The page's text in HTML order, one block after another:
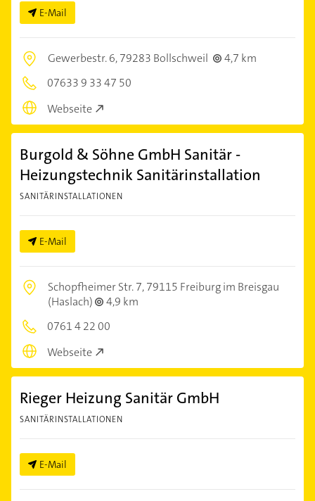
E-Mail
Gewerbestr. 6,79283 Bollschweil
4,7 km
07633 9 33 47 50
Webseite
Burgold & Söhne GmbH Sanitär -
Heizungstechnik Sanitärinstallation
SANITÄRINSTALLATIONEN
E-Mail
Schopfheimer Str. 7,79115 Freiburg im Breisgau
(Haslach)
4,9 km
0761 4 22 00
Webseite
Rieger Heizung Sanitär GmbH
SANITÄRINSTALLATIONEN
E-Mail